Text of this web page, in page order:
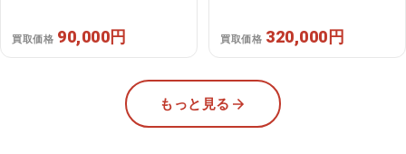
買取価格 90,000円 買取価格 320,000円
もっと見る